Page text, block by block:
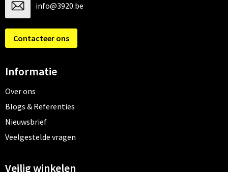
info@3920.be
Contacteer ons
Informatie
Over ons
Blogs & Referenties
Nieuwsbrief
Veelgestelde vragen
Veilig winkelen